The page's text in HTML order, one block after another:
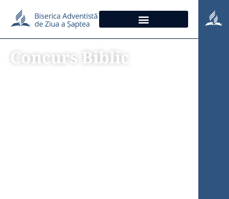
Concurs Biblic